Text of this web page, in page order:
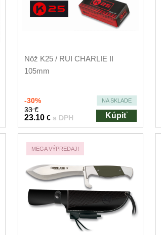
Nôž K25 / RUI CHARLIE II
105mm
-30% NA SKLADE
33 €
23.10 € s DPH Kúpiť
MEGA VÝPREDAJ!